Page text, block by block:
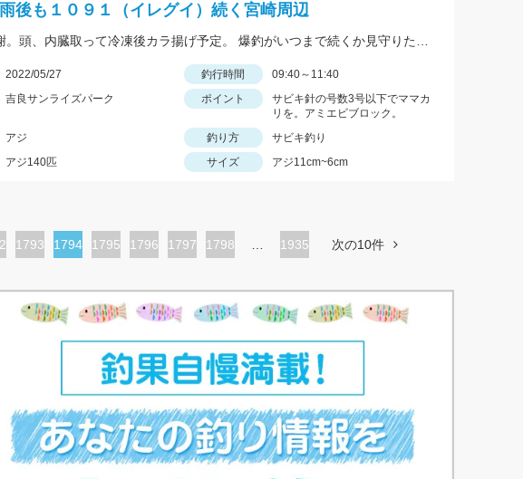
後も１０９１（イレグイ）続く宮崎周辺
2022/05/27 釣行時間
09:40～11:40
吉良サンライズパーク ポイント
サビキ針の号数3号以下でママカ
リを。アミエビブロック。
アジ 釣り方
サビキ釣り
アジ140匹 サイズ アジ11cm~6cm
ペ
1793
カ
ト
ジ
1794
ペ
1795
ペ
1796
ペ
1797
ペ
1798 1935 次の10件